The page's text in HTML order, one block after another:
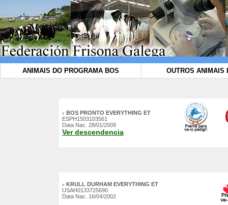
ANIMAIS DO PROGRAMA BOS OUTROS ANIMAIS
BOS PRONTO EVERYTHING ET
ESPH1503103561
Data Nac. 28/01/2009
Ver descendencia
KRULL DURHAM EVERYTHING ET
USAH0133725690
Data Nac. 16/04/2002